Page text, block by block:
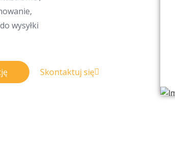
wysyłki
Skontaktuj się